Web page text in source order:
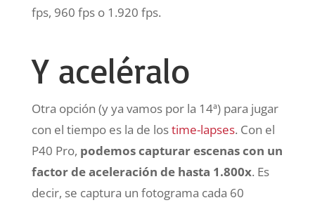
fps, 960 fps o 1.920 fps.
Y aceléralo
Otra opción (y ya vamos por la 14ª) para jugar
con el tiempo es la de lostime-lapses. Con el
P40 Pro, podemos capturar escenas con un
factor de aceleración de hasta 1.800x. Es
decir, se captura un fotograma cada 60